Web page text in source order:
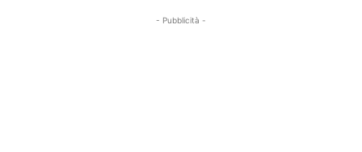
- Pubblicità -